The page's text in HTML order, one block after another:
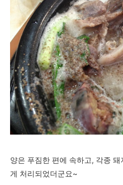
양은 푸짐한 편에 속하고, 각종
게 처리되었더군요~